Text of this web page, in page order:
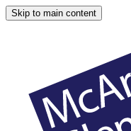
Skip to main content